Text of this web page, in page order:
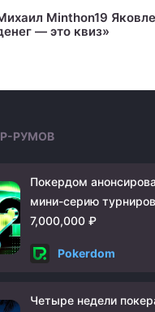
Minthon19
— это квиз»
РУМОВ
Покердом
мини-серию
7,000,000 ₽
Pokerdom
Четыре недели